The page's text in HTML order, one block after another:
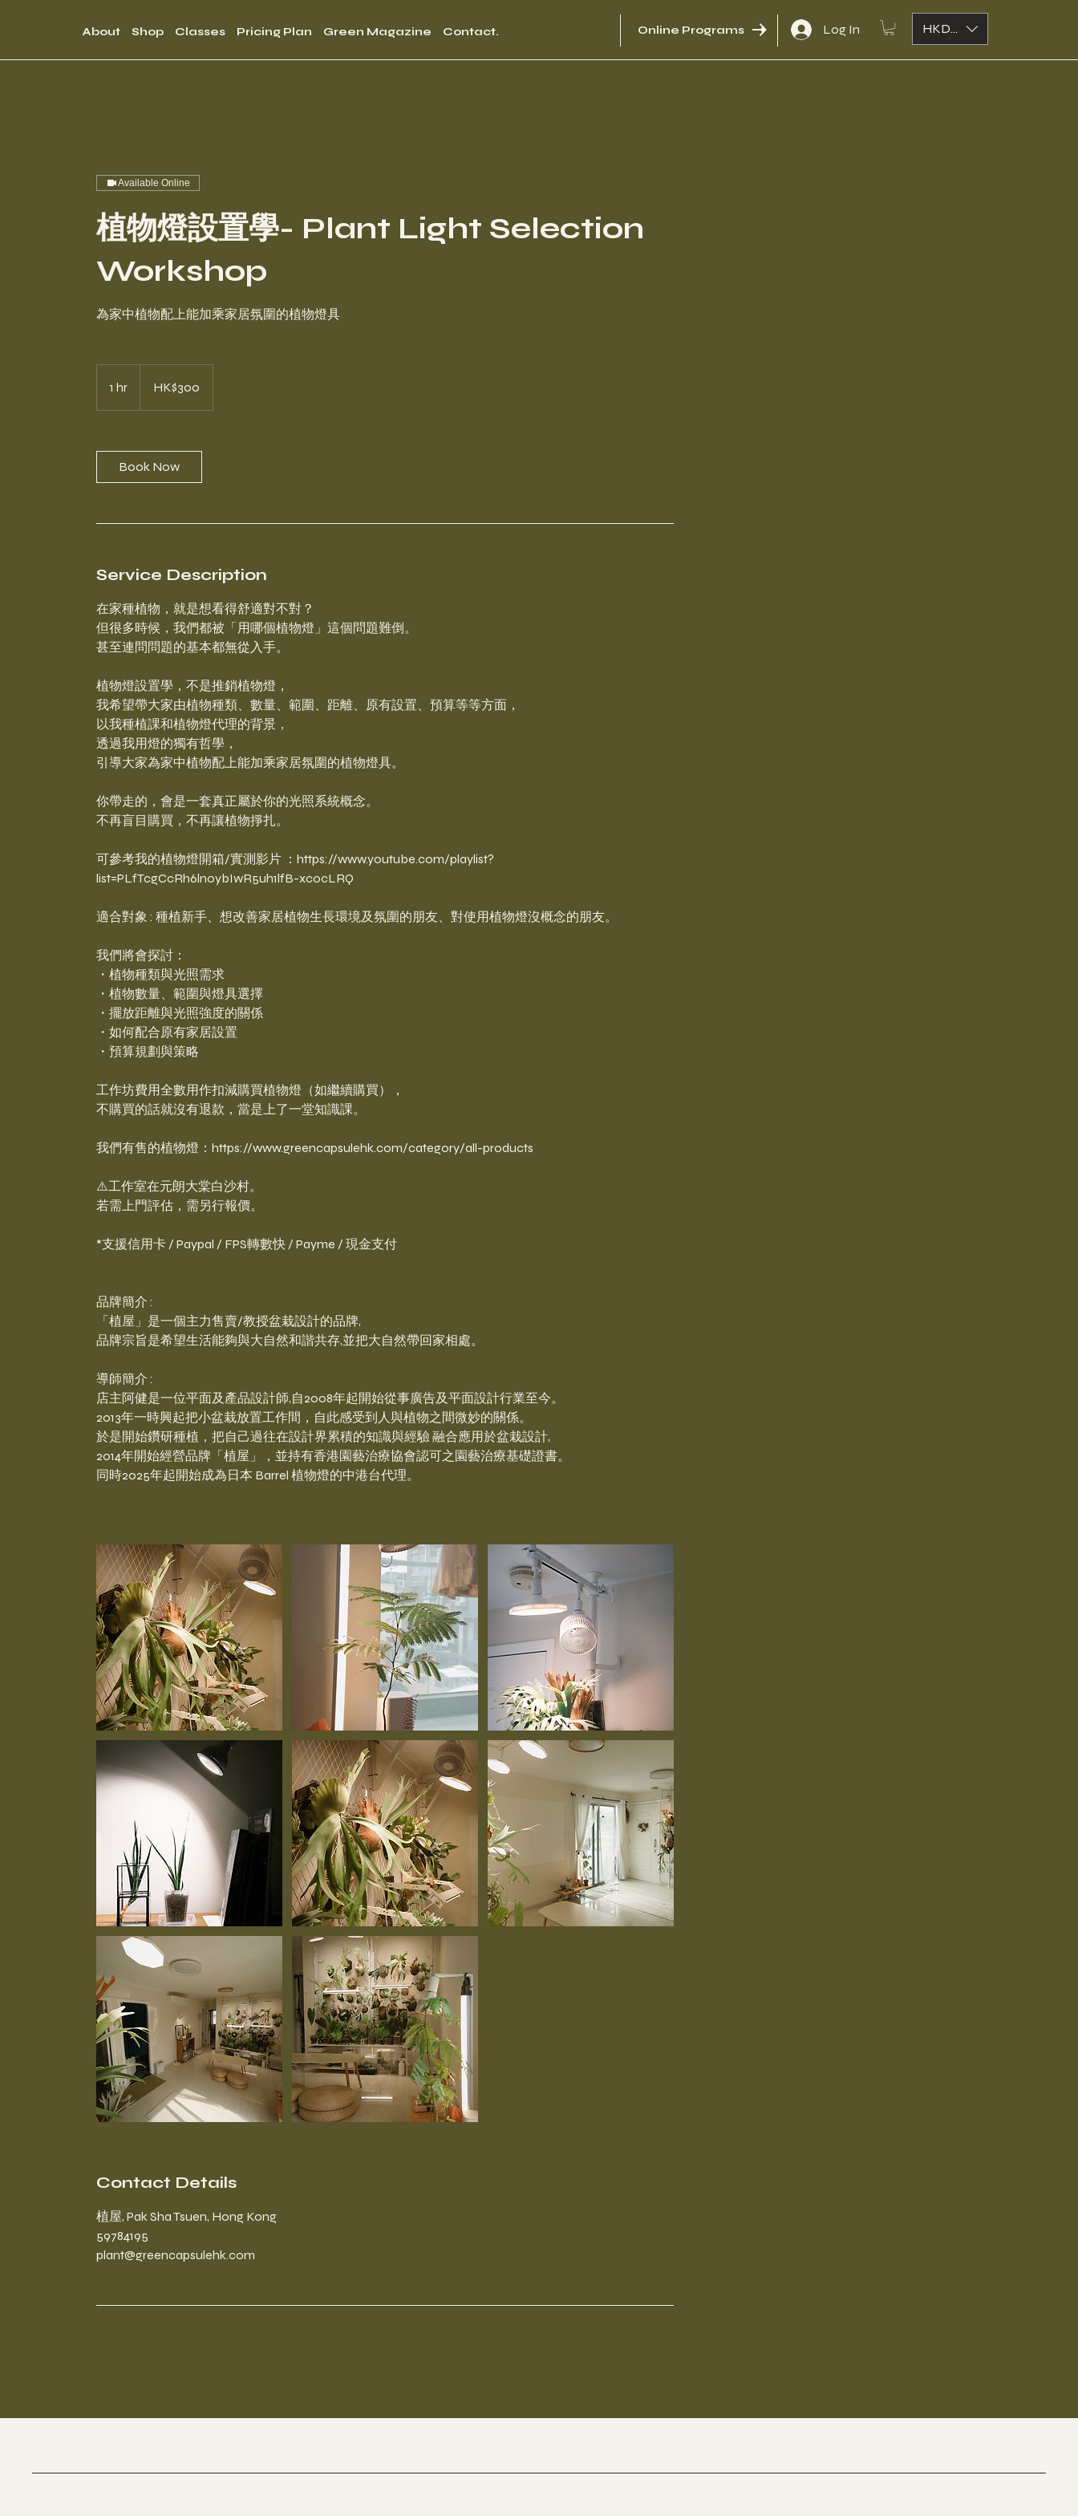
Online Programs Log In HKD (HK$)
About Shop Classes Pricing Plan Green Magazine Contact.
Available Online
植物燈設置學- Plant Light Selection
Workshop
為家中植物配上能加乘家居氛圍的植物燈具
1 hr
h
KongHK$300
Book Now
Service Description
在家種植物，就是想看得舒適對不對？
但很多時候，我們都被「用哪個植物燈」這個問題難倒。
甚至連問問題的基本都無從入手。
植物燈設置學，不是推銷植物燈，
我希望帶大家由植物種類、數量、範圍、距離、原有設置、預算等等方面，
以我種植課和植物燈代理的背景，
透過我用燈的獨有哲學，
引導大家為家中植物配上能加乘家居氛圍的植物燈具。
你帶走的，會是一套真正屬於你的光照系統概念。
不再盲目購買，不再讓植物掙扎。
可參考我的植物燈開箱/實測影片 ：https://www.youtube.com/playlist?
list=PLfTcgCcRh6lnoybIwR5uh1lfB-xcocLRQ
適合對象 : 種植新手、想改善家居植物生長環境及氛圍的朋友、對使用植物燈沒概念的朋友。
我們將會探討：
・植物種類與光照需求
・植物數量、範圍與燈具選擇
・擺放距離與光照強度的關係
・如何配合原有家居設置
・預算規劃與策略
工作坊費用全數用作扣減購買植物燈（如繼續購買），
不購買的話就沒有退款，當是上了一堂知識課。
我們有售的植物燈：https://www.greencapsulehk.com/category/all-products
⚠️工作室在元朗大棠白沙村。
若需上門評估，需另行報價。
*支援信用卡 / Paypal / FPS轉數快 / Payme / 現金支付
品牌簡介 :
「植屋」是一個主力售賣/教授盆栽設計的品牌,
品牌宗旨是希望生活能夠與大自然和諧共存,並把大自然帶回家相處。
導師簡介 :
店主阿健是一位平面及產品設計師,自2008年起開始從事廣告及平面設計行業至今。
2013年一時興起把小盆栽放置工作間，自此感受到人與植物之間微妙的關係。
於是開始鑽研種植，把自己過往在設計界累積的知識與經驗 融合應用於盆栽設計,
2014年開始經營品牌「植屋」，並持有香港園藝治療協會認可之園藝治療基礎證書。
同時2025年起開始成為日本 Barrel 植物燈的中港台代理。
Contact Details
植屋, Pak Sha Tsuen, Hong Kong
59784195
plant@greencapsulehk.com